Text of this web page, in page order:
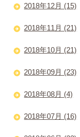
2018年12月 (15)
2018年11月 (21)
2018年10月 (21)
2018年09月 (23)
2018年08月 (4)
2018年07月 (16)